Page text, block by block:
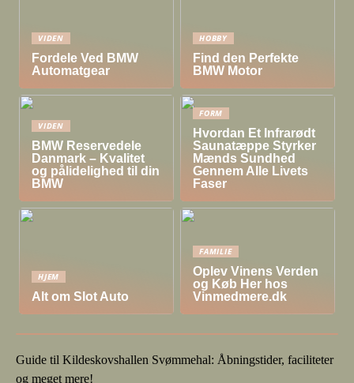
VIDEN
Fordele Ved BMW
Automatgear
HOBBY
Find den Perfekte
BMW Motor
VIDEN
BMW Reservedele
Danmark – Kvalitet
og pålidelighed til din
BMW
FORM
Hvordan Et Infrarødt
Saunatæppe Styrker
Mænds Sundhed
Gennem Alle Livets
Faser
HJEM
Alt om Slot Auto
FAMILIE
Oplev Vinens Verden
og Køb Her hos
Vinmedmere.dk
Guide til Kildeskovshallen Svømmehal: Åbningstider, faciliteter
og meget mere!